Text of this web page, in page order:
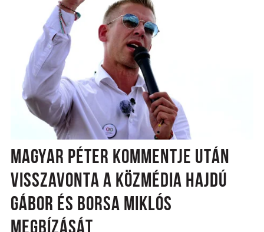
MAGYAR PÉTER KOMMENTJE UTÁN
VISSZAVONTA A KÖZMÉDIA HAJDÚ
GÁBOR ÉS BORSA MIKLÓS